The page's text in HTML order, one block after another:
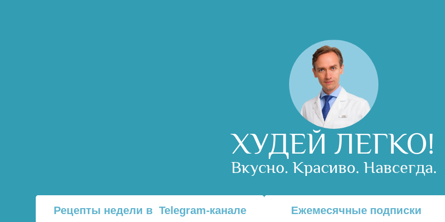
ХУДЕЙ ЛЕГКО!
Вкусно. Красиво. Навсегда.
Рецепты недели в Telegram-канале Ежемесячные подписки